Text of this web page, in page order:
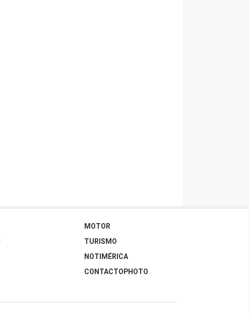
MOTOR
TURISMO
NOTIMÉRICA
CONTACTOPHOTO